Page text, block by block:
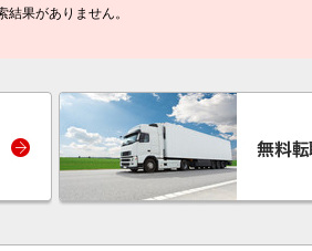
結果がありません。